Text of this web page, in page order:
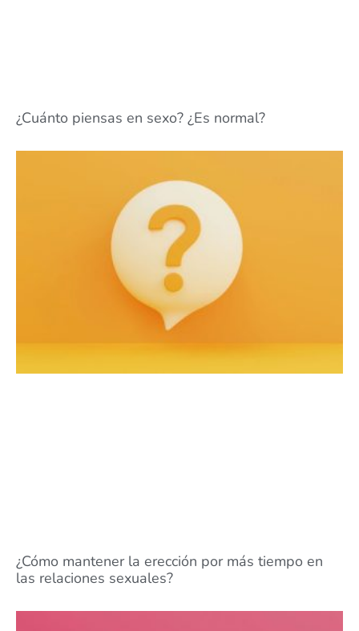
¿Cuánto piensas en sexo? ¿Es normal?
¿Cómo mantener la erección por más tiempo en
las relaciones sexuales?